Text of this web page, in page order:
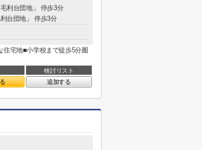
利台団地」 停歩3分
台団地」 停歩3分
宅地■小学校まで徒歩5分圏
検討リスト
追加する